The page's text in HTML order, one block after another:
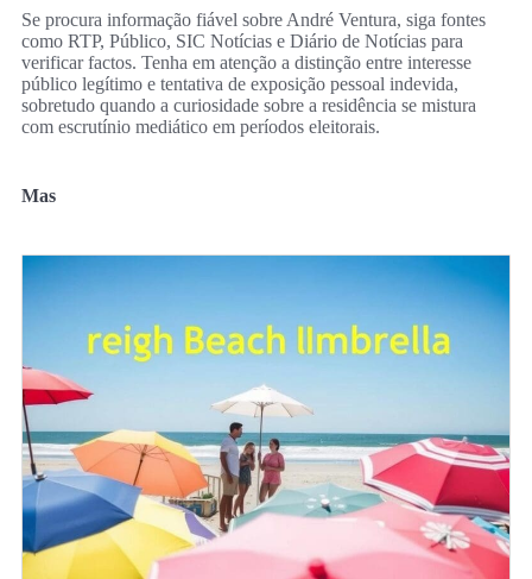
Se procura informação fiável sobre André Ventura, siga fontes
como RTP, Público, SIC Notícias e Diário de Notícias para
verificar factos. Tenha em atenção a distinção entre interesse
público legítimo e tentativa de exposição pessoal indevida,
sobretudo quando a curiosidade sobre a residência se mistura
com escrutínio mediático em períodos eleitorais.
Mas